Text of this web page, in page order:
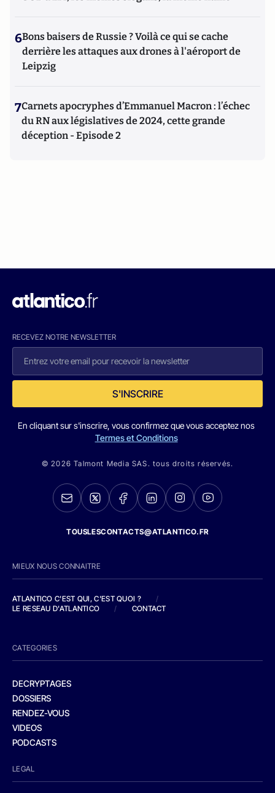
6Bons baisers de Russie ? Voilà ce qui se cache
derrière les attaques aux drones à l'aéroport de
Leipzig
7Carnets apocryphes d’Emmanuel Macron : l’échec
du RN aux législatives de 2024, cette grande
déception - Episode 2
RECEVEZ NOTRE NEWSLETTER
S'INSCRIRE
En cliquant sur s'inscrire, vous confirmez que vous acceptez nos
Termes et Conditions
© 2026 Talmont Media SAS. tous droits réservés.
TOUSLESCONTACTS@ATLANTICO.FR
MIEUX NOUS CONNAITRE
ATLANTICO C'EST QUI, C'EST QUOI ?
/
LE RESEAU D'ATLANTICO
/ CONTACT
CATEGORIES
DECRYPTAGES
DOSSIERS
RENDEZ-VOUS
VIDEOS
PODCASTS
LEGAL